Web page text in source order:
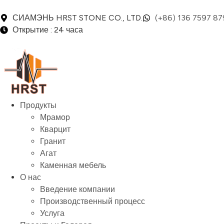
СИАМЭНЬ HRST STONE CO., LTD.
(+86) 136 7597
Открытие : 24 часа
Продукты
Мрамор
Кварцит
Гранит
Агат
Каменная мебель
О нас
Введение компании
Производственный процесс
Услуга